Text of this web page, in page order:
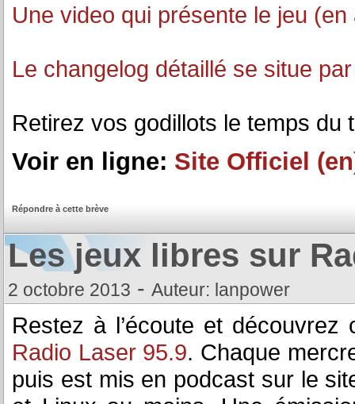
Une video qui présente le jeu (en
Le changelog détaillé se situe
Retirez vos godillots le temps du
Voir en ligne: Site Officiel
Répondre à cette brève
Les jeux libres sur
2 octobre 2013 - Auteur: lanpower
Restez à l’écoute et
Radio Laser 95.9. Chaque
puis est mis en podcast sur le